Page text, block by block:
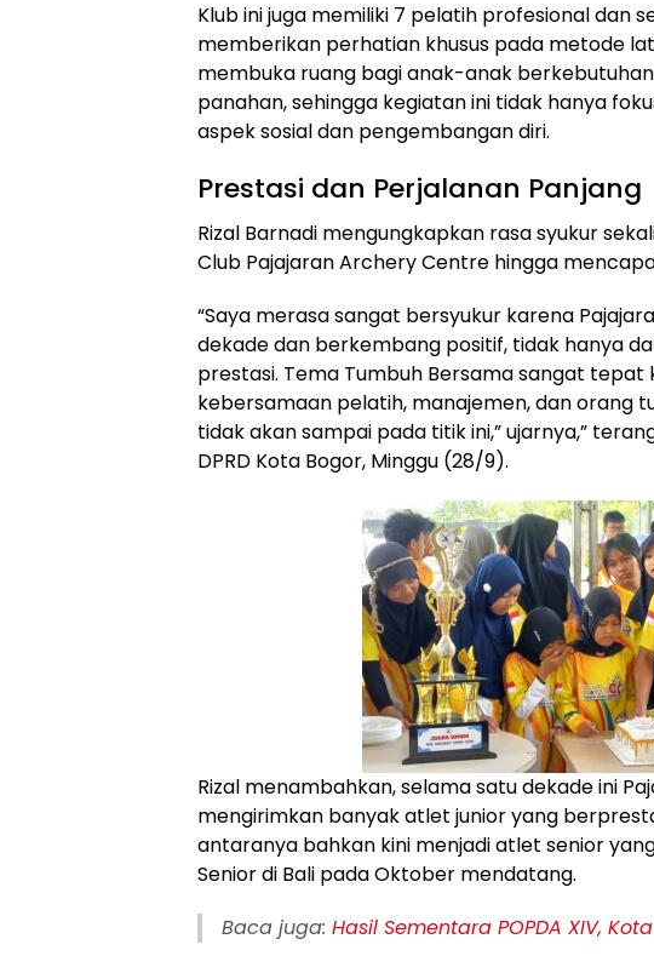
Klub ini juga memiliki 7 pelatih profesional dan
memberikan perhatian khusus pada metode
membuka ruang bagi anak-anak
panahan, sehingga kegiatan ini tidak hanya
aspek sosial dan pengembangan diri.
Prestasi dan Perjalanan Panjang
Rizal Barnadi mengungkapkan rasa syukur
Club Pajajaran Archery Centre hingga
“Saya merasa sangat bersyukur karena
dekade dan berkembang positif, tidak hanya
prestasi. Tema Tumbuh Bersama sangat tepat
kebersamaan pelatih, manajemen, dan orang
tidak akan sampai pada titik ini,” ujarnya,”
DPRD Kota Bogor, Minggu (28/9).
Rizal menambahkan, selama satu dekade ini
mengirimkan banyak atlet junior yang
antaranya bahkan kini menjadi atlet senior
Senior di Bali pada Oktober mendatang.
Baca juga: Hasil Sementara POPDA XIV,